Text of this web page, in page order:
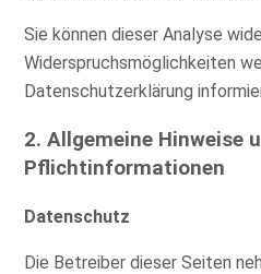
Sie können dieser Analyse
Widerspruchsmöglichkeiten
Datenschutzerklärung
2. Allgemeine Hinweise
Pflichtinformationen
Datenschutz
Die Betreiber dieser Seiten